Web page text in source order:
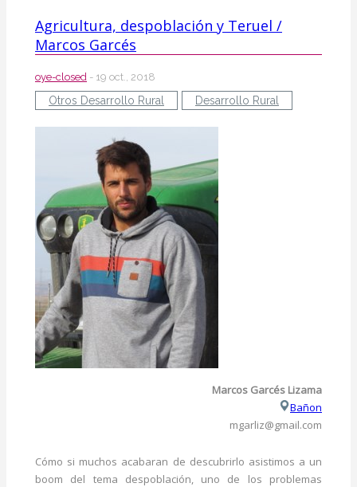
Agricultura, despoblación y Teruel /
Marcos Garcés
oye-closed - 19 oct., 2018
Otros Desarrollo Rural Desarrollo Rural
Marcos Garcés Lizama
Bañon
mgarliz@gmail.com
Cómo si muchos acabaran de descubrirlo asistimos a un
boom del tema despoblación, uno de los problemas